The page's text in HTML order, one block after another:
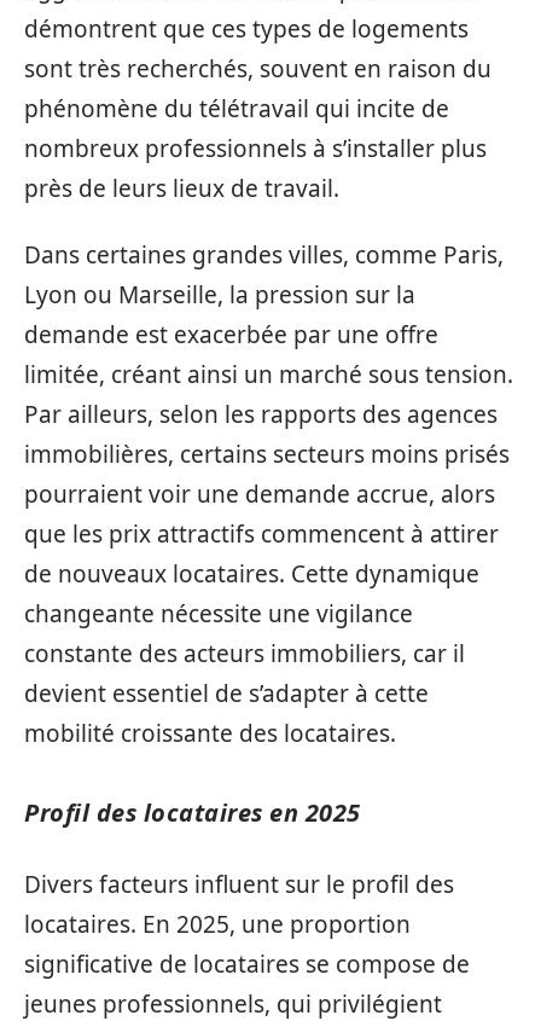
démontrent que ces types de logements
sont très recherchés, souvent en raison du
phénomène du télétravail qui incite de
nombreux professionnels à s’installer plus
près de leurs lieux de travail.
Dans certaines grandes villes, comme Paris,
Lyon ou Marseille, la pression sur la
demande est exacerbée par une offre
limitée, créant ainsi un marché sous tension.
Par ailleurs, selon les rapports des agences
immobilières, certains secteurs moins prisés
pourraient voir une demande accrue, alors
que les prix attractifs commencent à attirer
de nouveaux locataires. Cette dynamique
changeante nécessite une vigilance
constante des acteurs immobiliers, car il
devient essentiel de s’adapter à cette
mobilité croissante des locataires.
Profil des locataires en 2025
Divers facteurs influent sur le profil des
locataires. En 2025, une proportion
significative de locataires se compose de
jeunes professionnels, qui privilégient